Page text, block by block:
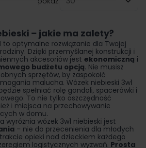
– jakie ma zalety?
to optymalne rozwiązanie dla Twojej
Dzięki przemyślanej konstrukcji i
akcesoriów jest ekonomiczną i
budżetu opcją. Nie musisz
sprzętów, by zaspokoić
malucha. Wózek niebieski 3w1
spełniać rolę gondoli, spacerówki i
To nie tylko oszczędność
i miejsca na przechowywanie
w domu.
wyróżnia wózek 3w1 niebieski jest
– nie do przecenienia dla młodych
opieki nad dzieckiem każdego
logistycznych wyzwań. Prosta